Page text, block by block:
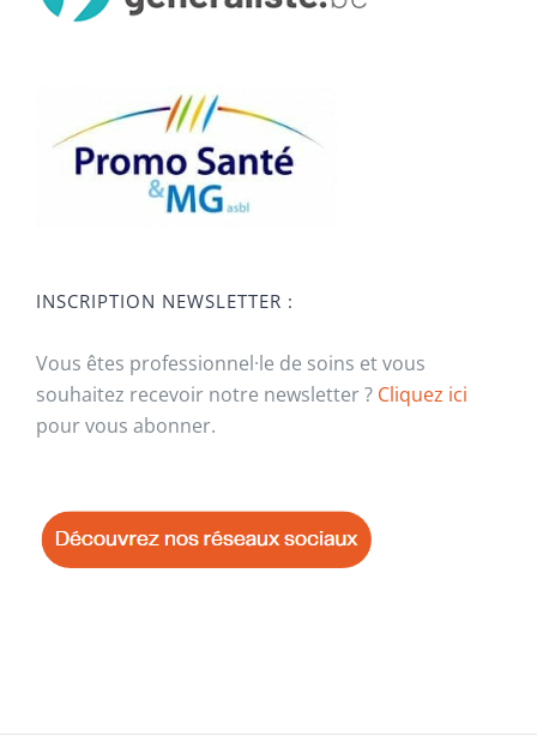
INSCRIPTION NEWSLETTER :
Vous êtes professionnel·le de soins et vous
souhaitez recevoir notre newsletter ? Cliquez ici
pour vous abonner.